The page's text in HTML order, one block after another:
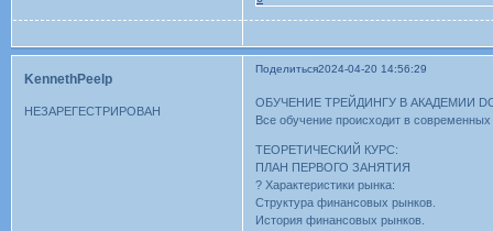
Поделиться2024-04-20 14:56:29
KennethPeelp
НЕЗАРЕГЕСТРИРОВАН
ОБУЧЕНИЕ ТРЕЙДИНГУ В АКАДЕМИИ
Все обучение происходит в
ТЕОРЕТИЧЕСКИЙ КУРС:
ПЛАН ПЕРВОГО ЗАНЯТИЯ
? Характеристики рынка:
Структура финансовых рынков.
История финансовых рынков.